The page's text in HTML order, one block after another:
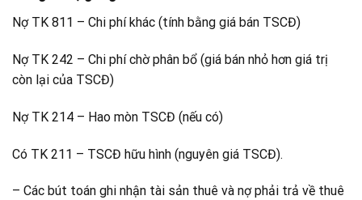
Nợ TK 811 – Chi phí khác (tính bằng giá bán TSCĐ)
Nợ TK 242 – Chi phí chờ phân bổ (giá bán nhỏ hơn giá trị
còn lại của TSCĐ)
Nợ TK 214 – Hao mòn TSCĐ (nếu có)
Có TK 211 – TSCĐ hữu hình (nguyên giá TSCĐ).
– Các bút toán ghi nhận tài sản thuê và nợ phải trả về thuê